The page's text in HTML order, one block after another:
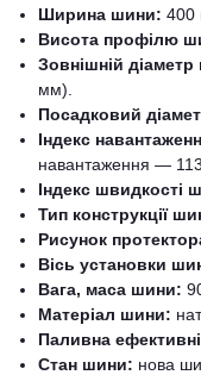
Ширина шини: 400
Висота профілю
Зовнішній
мм).
Посадковий
Індекс
навантаження —
Індекс швидкості
Тип конструкції
Рисунок
Вісь установки
Вага, маса шини:
Матеріал шини:
Паливна
Стан шини: нова